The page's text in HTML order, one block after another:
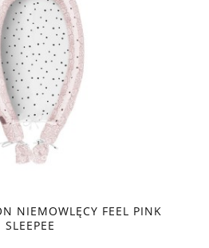
NIEMOWLĘCY FEEL PINK
SLEEPEE